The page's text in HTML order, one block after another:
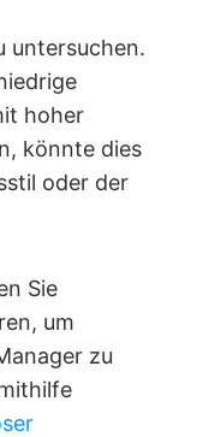
untersuchen.
hoher
könnte dies
oder der
Sie
um
zu